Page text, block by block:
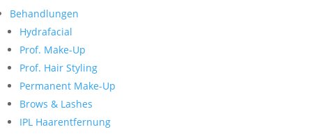
Behandlungen
Hydrafacial
Prof. Make-Up
Prof. Hair Styling
Permanent Make-Up
Brows & Lashes
IPL Haarentfernung
nach:
Neueste Kommentare
Archiv
Kategorien
Keine Kategorien
Meta
Anmelden
Feed der Einträge